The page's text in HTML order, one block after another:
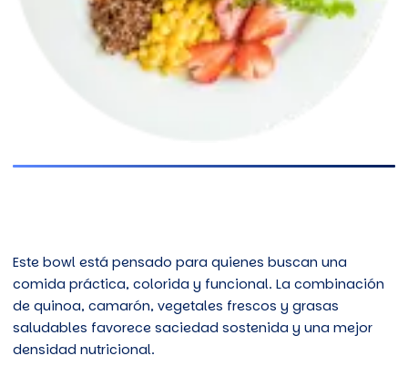
Este bowl está pensado para quienes buscan una
comida práctica, colorida y funcional. La combinación
de quinoa, camarón, vegetales frescos y grasas
saludables favorece saciedad sostenida y una mejor
densidad nutricional.